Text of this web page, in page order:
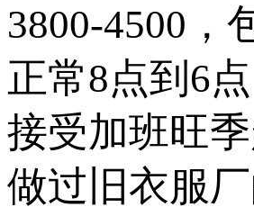
3800-4500，
正常8点到6
接受加班旺季
做过旧衣服